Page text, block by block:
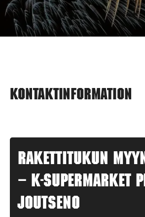
Kontaktinformation
Rakettitukun
– K-SUPERMARKET
JOUTSENO